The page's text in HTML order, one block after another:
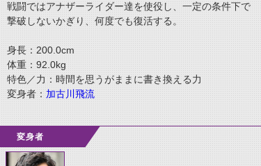
戦闘ではアナザーライダー達を使役し、一定の条件下で
撃破しないかぎり、何度でも復活する。
身長：200.0cm
体重：92.0kg
特色／力：時間を思うがままに書き換える力
変身者： 加古川飛流
変身者